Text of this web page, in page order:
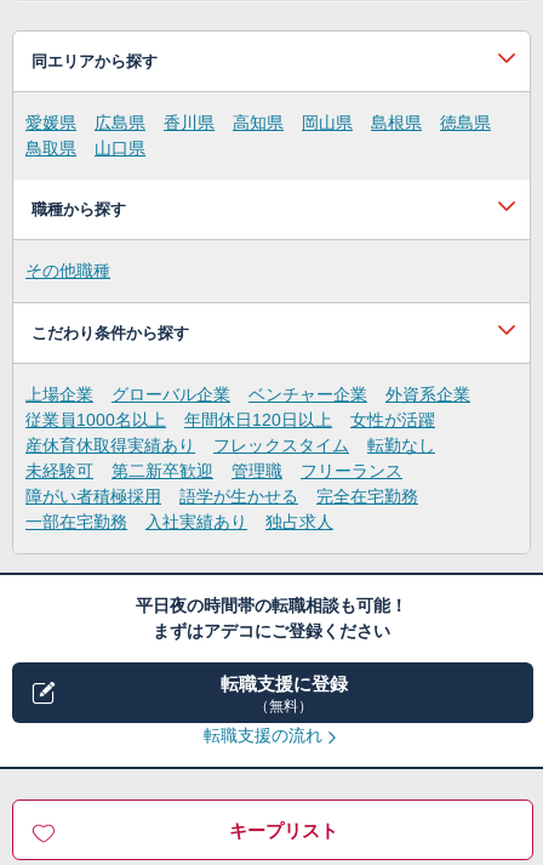
同エリアから探す
愛媛県 広島県 香川県 高知県 岡山県 島根県
徳島県
鳥取県
山口県
職種から探す
その他職種
こだわり条件から探す
上場企業 グローバル企業 ベンチャー企業
外資系企業
従業員1000名以上
年間休日120日以上
女性が活躍
産休育休取得実績あり
フレックスタイム
転勤なし
未経験可
第二新卒歓迎 管理職
フリーランス
障がい者積極採用
語学が生かせる
完全在宅勤務
一部在宅勤務
入社実績あり 独占求人
平日夜の時間帯の転職相談も可能！
まずはアデコにご登録ください
転職支援に登録
（無料）
転職支援の流れ
キープリスト